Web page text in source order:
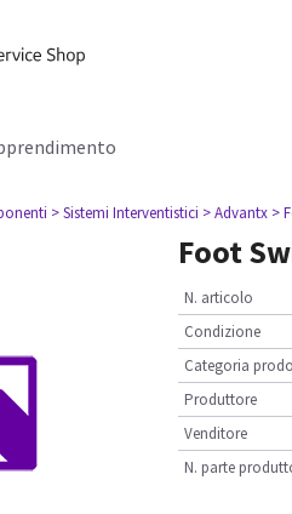
> Sistemi Interventistici > Advantx >
Foot
N. articolo
Condizione
Categoria
Produttore
Venditore
N. parte